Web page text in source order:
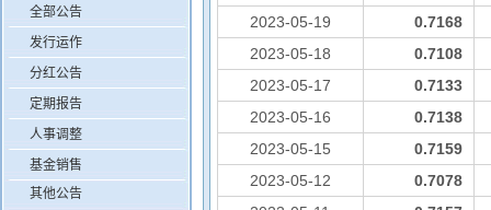
全部公告
发行运作
分红公告
定期报告
人事调整
基金销售
其他公告
2023-05-19
0.7168
2023-05-18
0.7108
2023-05-17
0.7133
2023-05-16
0.7138
2023-05-15
0.7159
2023-05-12
0.7078